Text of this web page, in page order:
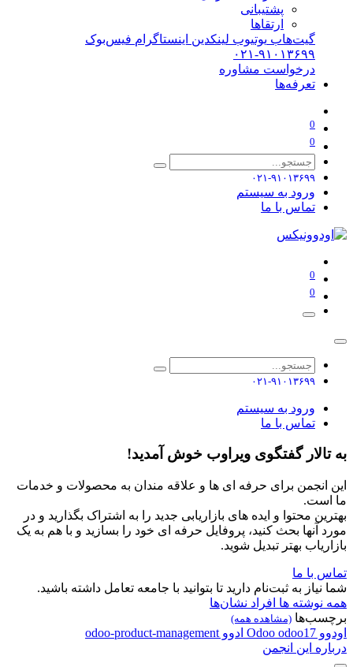
پشتیبانی
ارتقاها
گیت‌هاب یوتیوب لینکدین اینستاگرام فیس‌بوک
۰۲۱-۹۱۰۱۳۶۹۹
درخواست مشاوره
تعرفه‌ها
0
0
۰۲۱-۹۱۰۱۳۶۹۹
ورود به سیستم
تماس با ما
0
0
۰۲۱-۹۱۰۱۳۶۹۹
ورود به سیستم
تماس با ما
به تالار گفتگوی ویراوب خوش آمدید!
این انجمن برای حرفه ای ها و علاقه مندان به محصولات و خدمات
ما است.
بهترین محتوا و ایده های بازاریابی جدید را به اشتراک بگذارید و در
مورد آنها بحث کنید، پروفایل حرفه ای خود را بسازید و با هم به یک
بازاریاب بهتر تبدیل شوید.
تماس با ما
شما نیاز به ثبت‌نام دارید تا بتوانید با جامعه تعامل داشته باشید.
همه نوشته ها افراد نشان‌ها
برچسب‌ها (مشاهده همه)
اودوو Odoo odoo17 ادوو odoo-product-management
درباره این انجمن